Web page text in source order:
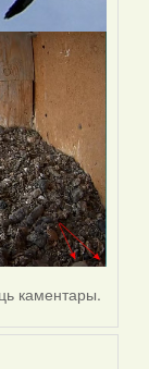
каментары.